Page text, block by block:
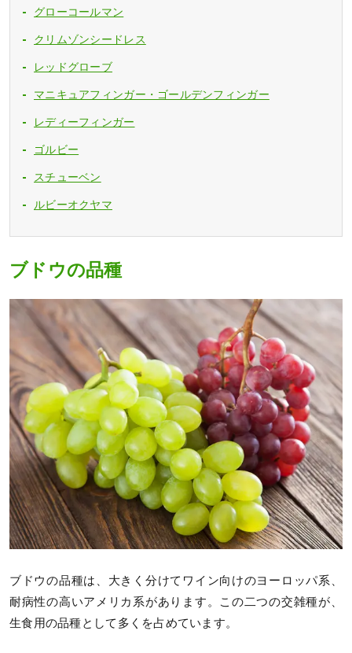
グローコールマン
クリムゾンシードレス
レッドグローブ
マニキュアフィンガー・ゴールデンフィンガー
レディーフィンガー
ゴルビー
スチューベン
ルビーオクヤマ
ブドウの品種
ブドウの品種は、大きく分けてワイン向けのヨーロッパ系、
耐病性の高いアメリカ系があります。この二つの交雑種が、
生食用の品種として多くを占めています。